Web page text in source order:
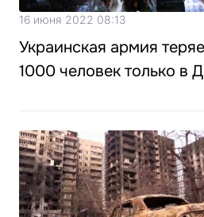
16 июня 2022 08:13
Украинская армия
1000 человек только в